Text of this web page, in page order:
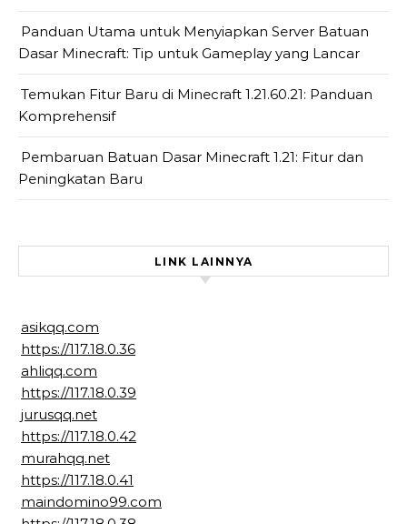
Panduan Utama untuk Menyiapkan Server Batuan
Dasar Minecraft: Tip untuk Gameplay yang Lancar
Temukan Fitur Baru di Minecraft 1.21.60.21: Panduan
Komprehensif
Pembaruan Batuan Dasar Minecraft 1.21: Fitur dan
Peningkatan Baru
LINK LAINNYA
asikqq.com
https://117.18.0.36
ahliqq.com
https://117.18.0.39
jurusqq.net
https://117.18.0.42
murahqq.net
https://117.18.0.41
maindomino99.com